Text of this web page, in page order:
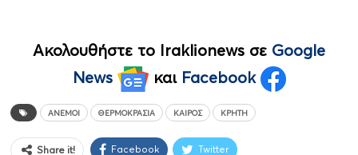
Ακολουθήστε το Iraklionews σε Google
News
και Facebook
ΆΝΕΜΟΙ ΘΕΡΜΟΚΡΑΣΊΑ ΚΑΙΡΌΣ ΚΡΉΤΗ
Share it! Facebook Twitter